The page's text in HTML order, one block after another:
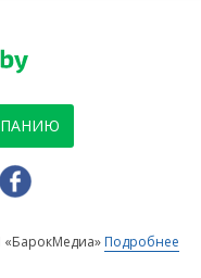
«БарокМедиа» Подробнее